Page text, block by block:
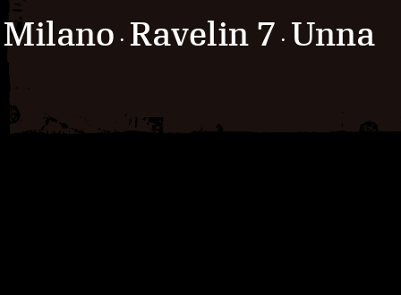
Milano · Ravelin 7 · Unna